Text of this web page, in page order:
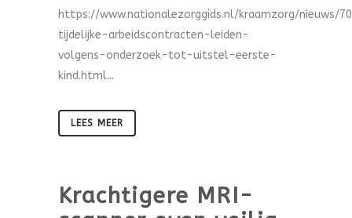
https://www.nationalezorggids.nl/kraamzorg/nieuws/
tijdelijke-arbeidscontracten-leiden-
volgens-onderzoek-tot-uitstel-eerste-
kind.html...
LEES MEER
Krachtigere MRI-